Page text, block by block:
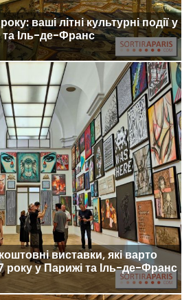
ваші літні культурні події у
та Іль-де-Франс
виставки, які варто
року у Парижі та Іль-де-Франс